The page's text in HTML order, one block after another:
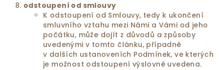
odstoupení od smlouvy
K odstoupení od Smlouvy, tedy k ukončení
smluvního vztahu mezi Námi a Vámi od jeho
počátku, může dojít z důvodů a způsoby
uvedenými v tomto článku, případně
v dalších ustanoveních Podmínek, ve kterých
je možnost odstoupení výslovně uvedena.